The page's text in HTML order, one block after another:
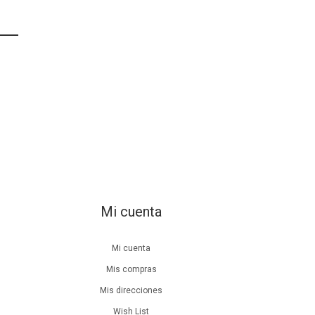
Mi cuenta
Mi cuenta
Mis compras
Mis direcciones
Wish List